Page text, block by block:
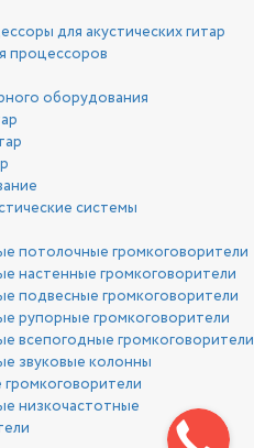
для акустических гитар
процессоров
оборудования
системы
потолочные громкоговорители
настенные громкоговорители
подвесные громкоговорители
рупорные громкоговорители
всепогодные громкоговорители
звуковые колонны
низкочастотные